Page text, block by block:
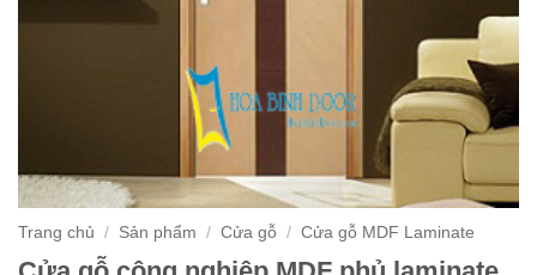
Trang chủ / Sản phẩm / Cửa gỗ / Cửa gỗ MDF Laminate